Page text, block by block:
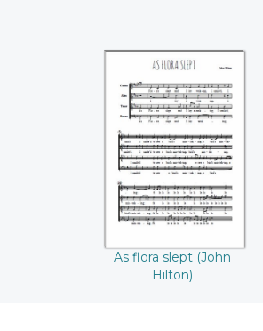
As flora slept (John
Hilton)
As flora slept (John
Hilton)